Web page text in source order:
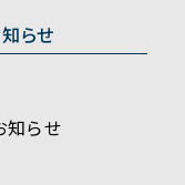
らせ
知らせ